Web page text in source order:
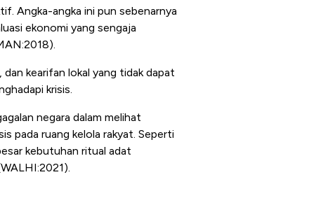
Angka-angka ini pun sebenarnya
ekonomi yang sengaja
kearifan lokal yang tidak dapat
krisis.
negara dalam melihat
pada ruang kelola rakyat. Seperti
kebutuhan ritual adat